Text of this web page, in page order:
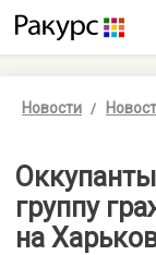
Новости
группу
на